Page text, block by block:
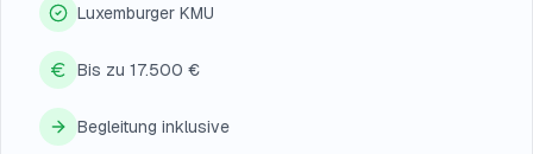
Luxemburger KMU
Bis zu 17.500 €
Begleitung inklusive